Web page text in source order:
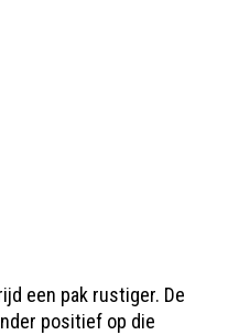
een pak rustiger. De
positief op die